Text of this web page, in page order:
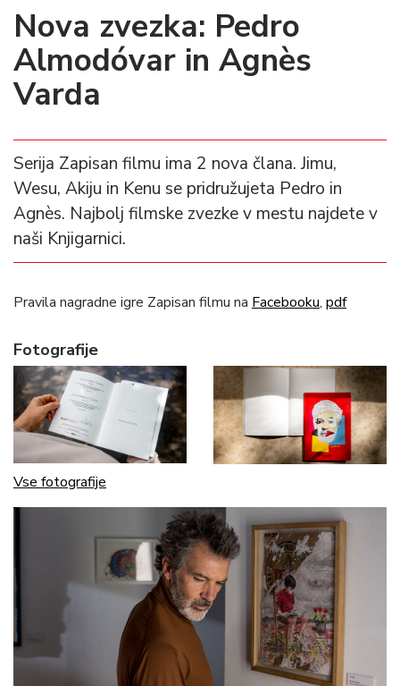
Nova zvezka: Pedro
Almodóvar in Agnès
Varda
Serija Zapisan filmu ima 2 nova člana. Jimu,
Wesu, Akiju in Kenu se pridružujeta Pedro in
Agnès. Najbolj filmske zvezke v mestu najdete v
naši Knjigarnici.
Pravila nagradne igre Zapisan filmu na Facebooku, pdf
Fotografije
Vse fotografije